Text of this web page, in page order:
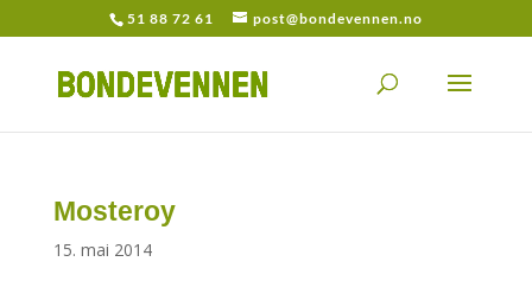
51 88 72 61 post@bondevennen.no
Mosteroy
15. mai 2014